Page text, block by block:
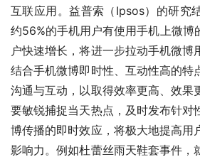
互联应用。益普索（Ipsos）的研究
约56%的手机用户有使用手机上微博
户快速增长，将进一步拉动手机微博
结合手机微博即时性、互动性高的特
沟通与互动，以取得效率更高、效果
要敏锐捕捉当天热点，及时发布针对
博传播的即时效应，将极大地提高用
影响力。例如杜蕾丝雨天鞋套事件，